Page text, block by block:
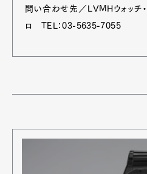
問い合わせ先／LVMHウォッチ
ロ TEL：03-5635-7055